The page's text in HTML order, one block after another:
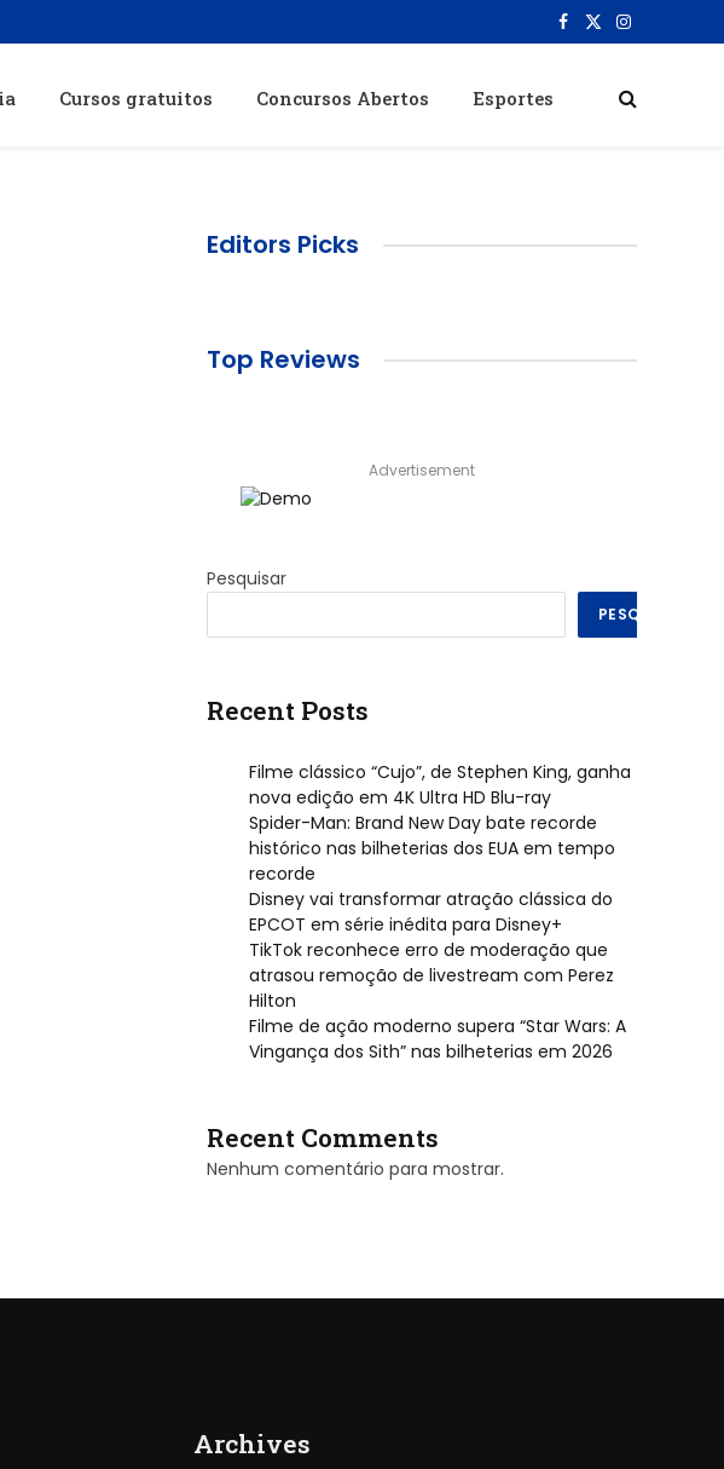
Facebook
X
Instagram
Cursos gratuitos Concursos Abertos Esportes
Editors Picks
Top Reviews
Advertisement
Pesquisar
PESQUISAR
Recent Posts
Filme clássico “Cujo”, de Stephen King, ganha
nova edição em 4K Ultra HD Blu-ray
Spider-Man: Brand New Day bate recorde
histórico nas bilheterias dos EUA em tempo
recorde
Disney vai transformar atração clássica do
EPCOT em série inédita para Disney+
TikTok reconhece erro de moderação que
atrasou remoção de livestream com Perez
Hilton
Filme de ação moderno supera “Star Wars: A
Vingança dos Sith” nas bilheterias em 2026
Recent Comments
Nenhum comentário para mostrar.
Archives